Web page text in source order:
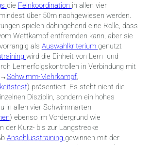
die Feinkoordination in allen vier
über 50m nachgewiesen werden.
spielen dahingehend eine Rolle, dass
Wettkampf entfremden kann, aber sie
als Auswahlkriterium genutzt
wird die Einheit von Lern- und
Lernerfolgskontrollen in Verbindung mit
Schwimm-Mehrkampf,
) präsentiert. Es steht nicht die
Disziplin, sondern ein hohes
in allen vier Schwimmarten
) ebenso im Vordergrund wie
der Kurz- bis zur Langstrecke
Anschlusstraining gewinnen mit der